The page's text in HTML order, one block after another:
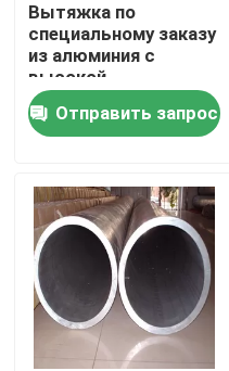
Дом
Ролики
VR - шоу
Вытяжка по
специальному заказу
из алюминия с
высокой
прочностью
Отправить запрос